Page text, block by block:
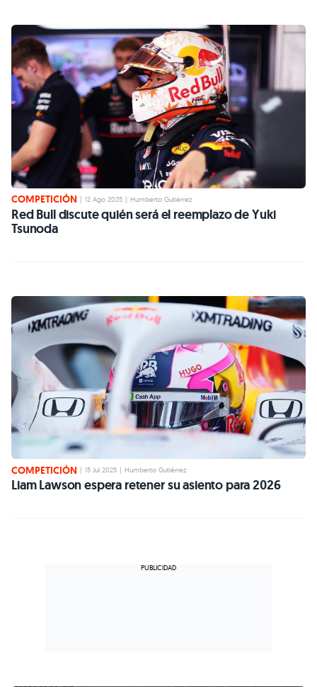
COMPETICIÓN | 12 Ago 2025 | Humberto Gutiérrez
Red Bull discute quién será el reemplazo de Yuki
Tsunoda
COMPETICIÓN 15 Jul 2025 Humberto Gutiérrez
Liam Lawson espera retener su asiento para 2026